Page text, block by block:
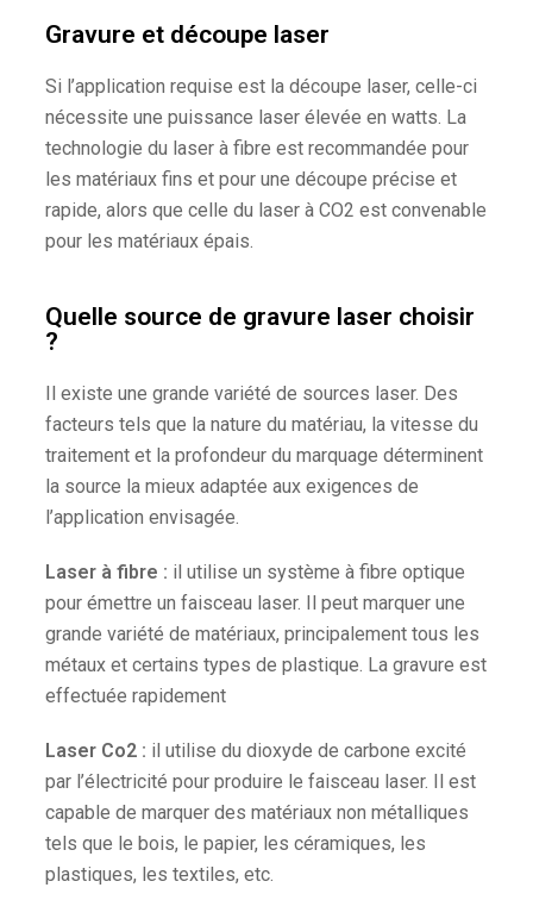
Gravure et découpe laser
Si l’application requise est la découpe laser, celle-ci
nécessite une puissance laser élevée en watts. La
technologie du laser à fibre est recommandée pour
les matériaux fins et pour une découpe précise et
rapide, alors que celle du laser à CO2 est convenable
pour les matériaux épais.
Quelle source de gravure laser choisir
?
Il existe une grande variété de sources laser. Des
facteurs tels que la nature du matériau, la vitesse du
traitement et la profondeur du marquage déterminent
la source la mieux adaptée aux exigences de
l’application envisagée.
Laser à fibre : il utilise un système à fibre optique
pour émettre un faisceau laser. Il peut marquer une
grande variété de matériaux, principalement tous les
métaux et certains types de plastique. La gravure est
effectuée rapidement
Laser Co2 : il utilise du dioxyde de carbone excité
par l’électricité pour produire le faisceau laser. Il est
capable de marquer des matériaux non métalliques
tels que le bois, le papier, les céramiques, les
plastiques, les textiles, etc.